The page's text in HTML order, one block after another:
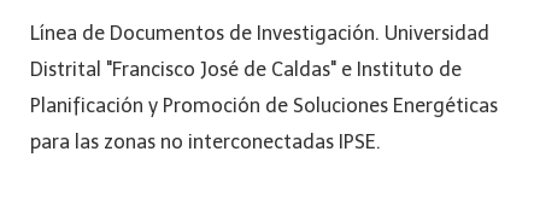
Línea de Documentos de Investigación. Universidad
Distrital "Francisco José de Caldas" e Instituto de
Planificación y Promoción de Soluciones Energéticas
para las zonas no interconectadas IPSE.